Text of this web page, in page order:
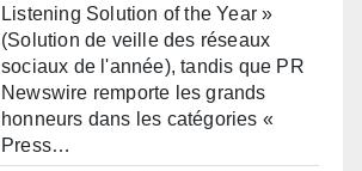
Listening Solution of the Year »
(Solution de veille des réseaux
sociaux de l'année), tandis que PR
Newswire remporte les grands
honneurs dans les catégories «
Press…